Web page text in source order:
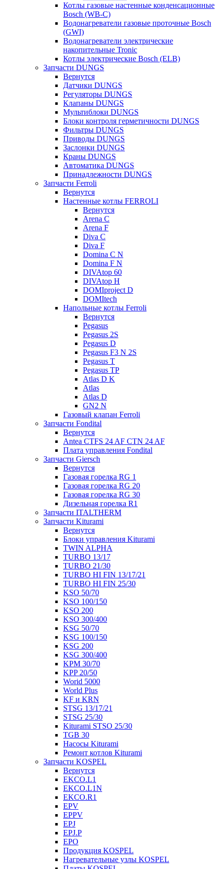
Котлы газовые настенные конденсационные
Bosch (WB-C)
Водонагреватели газовые проточные Bosch
(GWI)
Водонагреватели электрические
накопительные Tronic
Котлы электрические Bosch (ELB)
Запчасти DUNGS
Вернутся
Датчики DUNGS
Регуляторы DUNGS
Клапаны DUNGS
Мультиблоки DUNGS
Блоки контроля герметичности DUNGS
Фильтры DUNGS
Приводы DUNGS
Заслонки DUNGS
Краны DUNGS
Автоматика DUNGS
Принадлежности DUNGS
Запчасти Ferroli
Вернутся
Настенные котлы FERROLI
Вернутся
Arena C
Arena F
Diva C
Diva F
Domina C N
Domina F N
DIVAtop 60
DIVAtop H
DOMIproject D
DOMItech
Напольные котлы Ferroli
Вернутся
Pegasus
Pegasus 2S
Pegasus D
Pegasus F3 N 2S
Pegasus T
Pegasus TP
Atlas D K
Atlas
Atlas D
GN2 N
Газовый клапан Ferroli
Запчасти Fondital
Вернутся
Antea CTFS 24 AF CTN 24 AF
Плата управления Fondital
Запчасти Giersch
Вернутся
Газовая горелка RG 1
Газовая горелка RG 20
Газовая горелка RG 30
Дизельная горелка R1
Запчасти ITALTHERM
Запчасти Kiturami
Вернутся
Блоки управления Kiturami
TWIN ALPHA
TURBO 13/17
TURBO 21/30
TURBO HI FIN 13/17/21
TURBO HI FIN 25/30
KSO 50/70
KSO 100/150
KSO 200
KSO 300/400
KSG 50/70
KSG 100/150
KSG 200
KSG 300/400
KPM 30/70
KPP 20/50
Worid 5000
World Plus
KF и KRN
STSG 13/17/21
STSG 25/30
Kiturami STSO 25/30
TGB 30
Насосы Kiturami
Ремонт котлов Kiturami
Запчасти KOSPEL
Вернутся
EKCO.L1
EKCO.L1N
EKCO.R1
EPV
EPPV
EPJ
EPJ.P
EPO
Продукция KOSPEL
Нагревательные узлы KOSPEL